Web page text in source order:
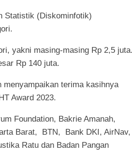
Statistik (Diskominfotik)
yakni masing-masing Rp 2,5
Rp 140 juta.
menyampaikan terima kasihnya
Award 2023.
Foundation, Bakrie Amanah,
Barat, BTN, Bank DKI, AirNav,
Ratu dan Badan Pangan